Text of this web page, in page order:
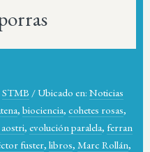
STMB / Ubicado en: Noticias
, biociencia, cohetes rosas,
, evolución paralela, ferran
fuster, libros, Marc Rollán,